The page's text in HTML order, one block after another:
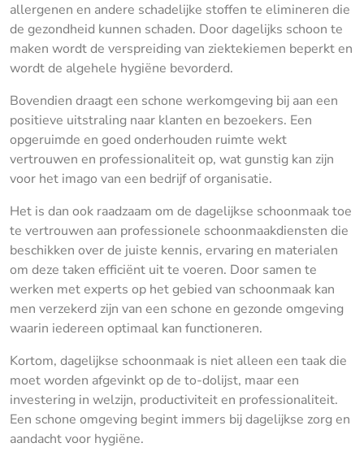
allergenen en andere schadelijke stoffen te elimineren die
de gezondheid kunnen schaden. Door dagelijks schoon te
maken wordt de verspreiding van ziektekiemen beperkt en
wordt de algehele hygiëne bevorderd.
Bovendien draagt een schone werkomgeving bij aan een
positieve uitstraling naar klanten en bezoekers. Een
opgeruimde en goed onderhouden ruimte wekt
vertrouwen en professionaliteit op, wat gunstig kan zijn
voor het imago van een bedrijf of organisatie.
Het is dan ook raadzaam om de dagelijkse schoonmaak toe
te vertrouwen aan professionele schoonmaakdiensten die
beschikken over de juiste kennis, ervaring en materialen
om deze taken efficiënt uit te voeren. Door samen te
werken met experts op het gebied van schoonmaak kan
men verzekerd zijn van een schone en gezonde omgeving
waarin iedereen optimaal kan functioneren.
Kortom, dagelijkse schoonmaak is niet alleen een taak die
moet worden afgevinkt op de to-dolijst, maar een
investering in welzijn, productiviteit en professionaliteit.
Een schone omgeving begint immers bij dagelijkse zorg en
aandacht voor hygiëne.